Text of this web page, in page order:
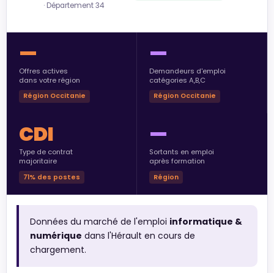
· Département 34
—
Offres actives
dans votre région
Région Occitanie
—
Demandeurs d'emploi
catégories A,B,C
Région Occitanie
CDI
Type de contrat
majoritaire
71% des postes
—
Sortants en emploi
après formation
Région
Données du marché de l'emploi informatique &
numérique dans l'Hérault en cours de
chargement.